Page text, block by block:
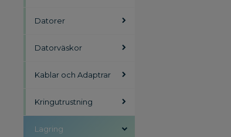
Datorer
Datorväskor
Kablar och Adaptrar
Kringutrustning
Lagring